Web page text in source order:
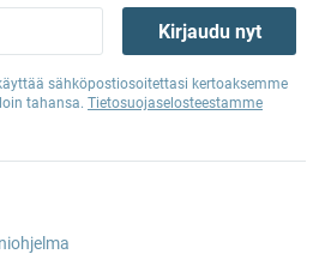
Kirjaudu nyt
sähköpostiosoitettasi kertoaksemme
tahansa. Tietosuojaselosteestamme